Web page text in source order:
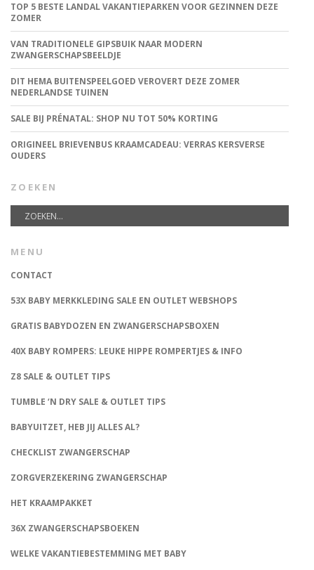
TOP 5 BESTE LANDAL VAKANTIEPARKEN VOOR GEZINNEN DEZE
ZOMER
VAN TRADITIONELE GIPSBUIK NAAR MODERN
ZWANGERSCHAPSBEELDJE
DIT HEMA BUITENSPEELGOED VEROVERT DEZE ZOMER
NEDERLANDSE TUINEN
SALE BIJ PRÉNATAL: SHOP NU TOT 50% KORTING
ORIGINEEL BRIEVENBUS KRAAMCADEAU: VERRAS KERSVERSE
OUDERS
ZOEKEN
MENU
CONTACT
53X BABY MERKKLEDING SALE EN OUTLET WEBSHOPS
GRATIS BABYDOZEN EN ZWANGERSCHAPSBOXEN
40X BABY ROMPERS: LEUKE HIPPE ROMPERTJES & INFO
Z8 SALE & OUTLET TIPS
TUMBLE ‘N DRY SALE & OUTLET TIPS
BABYUITZET, HEB JIJ ALLES AL?
CHECKLIST ZWANGERSCHAP
ZORGVERZEKERING ZWANGERSCHAP
HET KRAAMPAKKET
36X ZWANGERSCHAPSBOEKEN
WELKE VAKANTIEBESTEMMING MET BABY